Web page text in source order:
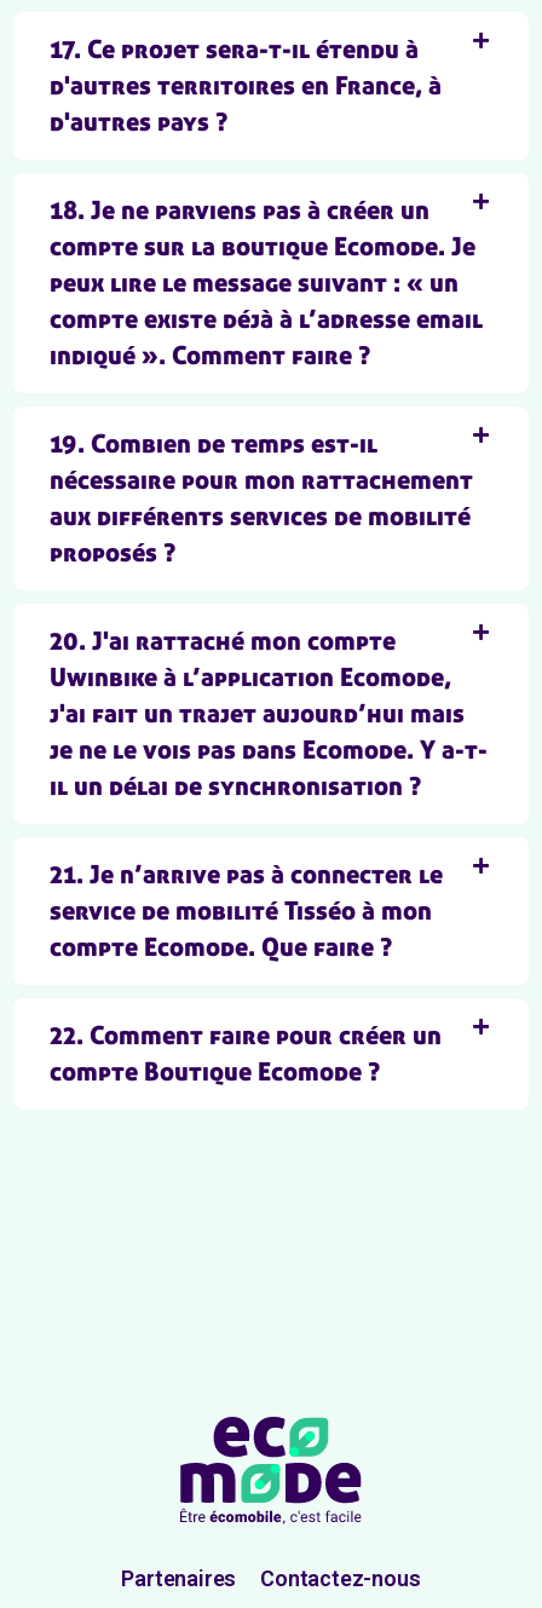
17. Ce projet sera-t-il étendu à
d'autres territoires en France, à
d'autres pays ?
18. Je ne parviens pas à créer un
compte sur la boutique Ecomode. Je
peux lire le message suivant : « un
compte existe déjà à l’adresse email
indiqué ». Comment faire ?
19. Combien de temps est-il
nécessaire pour mon rattachement
aux différents services de mobilité
proposés ?
20. J'ai rattaché mon compte
Uwinbike à l’application Ecomode,
j'ai fait un trajet aujourd’hui mais
je ne le vois pas dans Ecomode. Y a-t-
il un délai de synchronisation ?
21. Je n’arrive pas à connecter le
service de mobilité Tisséo à mon
compte Ecomode. Que faire ?
22. Comment faire pour créer un
compte Boutique Ecomode ?
Partenaires Contactez-nous